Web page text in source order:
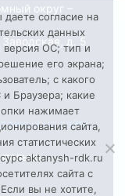
округ –
д. 5
на сайте
согласие на
данных
ОС; тип и
его экрана;
с какого
Браузера; какие
нажимает
сайта,
статистических
aktanysh-rdk.ru
сайта с
вы не хотите,